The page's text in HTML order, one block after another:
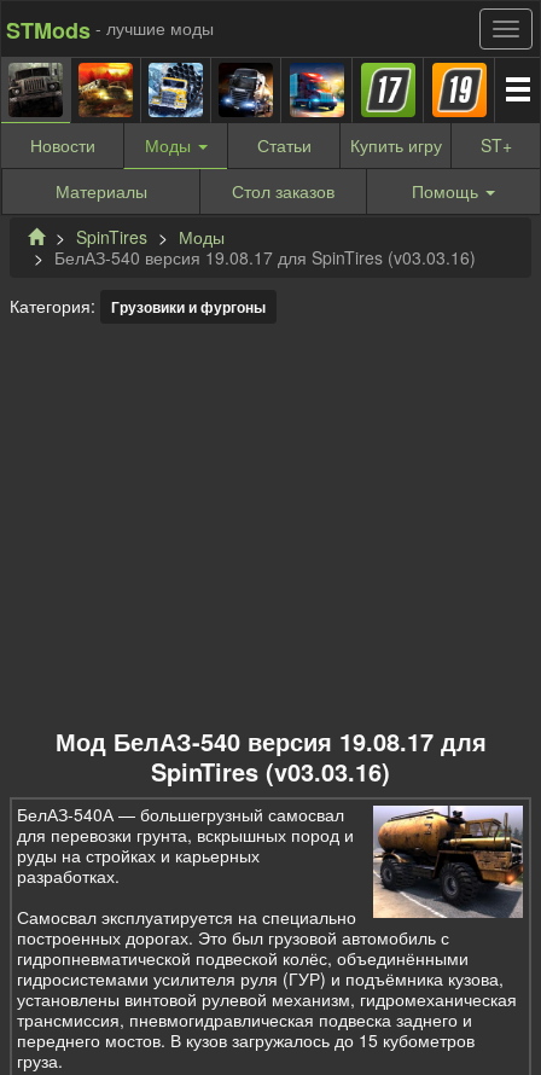
STMods - лучшие моды
Новости Моды Статьи Купить игру ST+
Материалы
Стол заказов
Помощь
SpinTires
Моды
БелАЗ-540 версия 19.08.17 для SpinTires (v03.03.16)
Категория: Грузовики и фургоны
Мод БелАЗ-540 версия 19.08.17 для
SpinTires (v03.03.16)
БелАЗ-540А — большегрузный самосвал
для перевозки грунта, вскрышных пород и
руды на стройках и карьерных
разработках.
Самосвал эксплуатируется на специально
построенных дорогах. Это был грузовой автомобиль с
гидропневматической подвеской колёс, объединёнными
гидросистемами усилителя руля (ГУР) и подъёмника кузова,
установлены винтовой рулевой механизм, гидромеханическая
трансмиссия, пневмогидравлическая подвеска заднего и
переднего мостов. В кузов загружалось до 15 кубометров
груза.